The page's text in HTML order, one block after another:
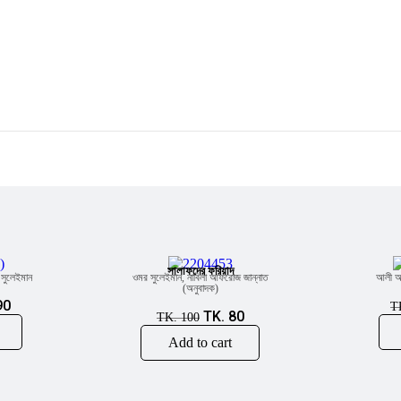
সালাফদের ফরিয়াদ
ওমর সুলেইমান,নাবিলা আফরোজ জান্নাত
(অনুবাদক)
TK.100 TK. 80
Add to cart
আলী